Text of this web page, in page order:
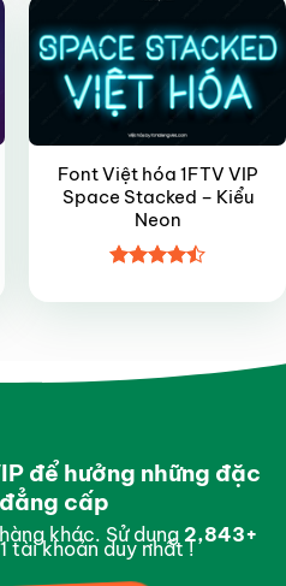
Font Việt hóa 1FTV VIP
Space Stacked – Kiểu
Neon
hạng4.45
để hưởng những đặc
cấp
khác. Sử dụng 2,987+
tài khoản duy nhất !